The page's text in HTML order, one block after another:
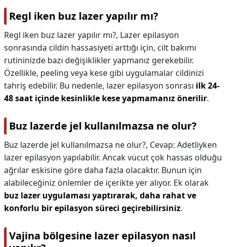
Regl iken buz lazer yapılır mı?
Regl iken buz lazer yapılır mı?, Lazer epilasyon
sonrasında cildin hassasiyeti arttığı için, cilt bakımı
rutininizde bazı değişiklikler yapmanız gerekebilir.
Özellikle, peeling veya kese gibi uygulamalar cildinizi
tahriş edebilir. Bu nedenle, lazer epilasyon sonrası ilk 24-
48 saat içinde kesinlikle kese yapmamanız önerilir.
Buz lazerde jel kullanılmazsa ne olur?
Buz lazerde jel kullanılmazsa ne olur?, Cevap: Adetliyken
lazer epilasyon yapılabilir. Ancak vücut çok hassas olduğu
ağrılar eskisine göre daha fazla olacaktır. Bunun için
alabileceğiniz önlemler de içerikte yer alıyor. Ek olarak
buz lazer uygulaması yaptırarak, daha rahat ve
konforlu bir epilasyon süreci geçirebilirsiniz.
Vajina bölgesine lazer epilasyon nasıl